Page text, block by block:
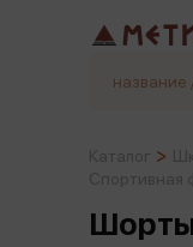
Шорты